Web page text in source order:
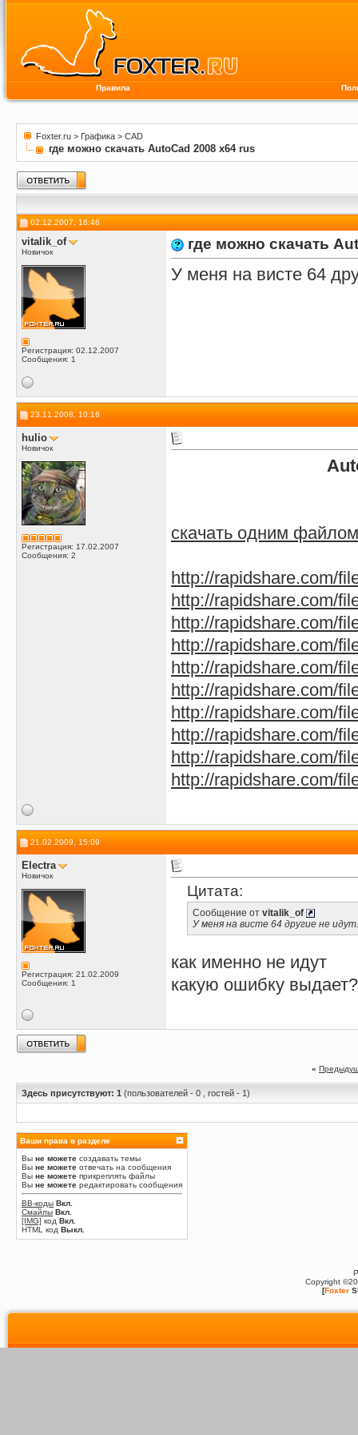
Правила
Foxter.ru > Графика > CAD
где можно скачать AutoCad 2008 x64 rus
02.12.2007, 16:46
vitalik_of
Новичок
Регистрация: 02.12.2007
Сообщения: 1
где можно скачать
У меня на висте 64
23.11.2008, 10:16
hulio
Новичок
Регистрация: 17.02.2007
Сообщения: 2
скачать одним файлом
http://rapidshare.com/
http://rapidshare.com/
http://rapidshare.com/
http://rapidshare.com/
http://rapidshare.com/
http://rapidshare.com/
http://rapidshare.com/
http://rapidshare.com/
http://rapidshare.com/
http://rapidshare.com/
21.02.2009, 15:09
Electra
Новичок
Регистрация: 21.02.2009
Сообщения: 1
Цитата:
Сообщение от vitalik_of
У меня на висте 64 другие не идут.
как именно не идут
какую ошибку выдает?
«
Здесь присутствуют: 1 (пользователей - 0 , гостей - 1)
Ваши права в разделе
Вы не можете создавать темы
Вы не можете отвечать на сообщения
Вы не можете прикреплять файлы
Вы не можете редактировать сообщения
BB-коды Вкл.
Смайлы Вкл.
[IMG] код Вкл.
HTML код Выкл.
Copyright
[Foxter